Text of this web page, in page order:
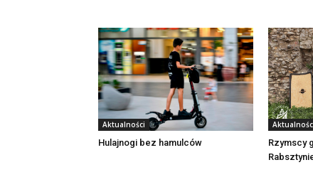
Aktualności
Hulajnogi bez hamulców
Rzymscy